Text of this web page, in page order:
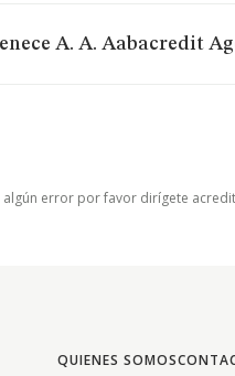
A. A. Aabacredit
algún error por favor dirígete
QUIENES SOMOS